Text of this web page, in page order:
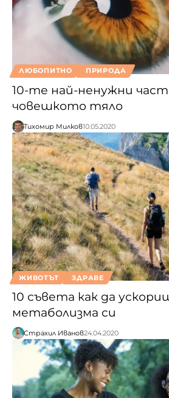
ЛЮБОПИТНО ПРИРОДА
10-те най-ненужни
човешкото тяло
Тихомир Милков10.05.2020
ЖИВОТЪТ ЗДРАВЕ
10 съвета как да
метаболизма си
Страхил Иванов24.04.2020